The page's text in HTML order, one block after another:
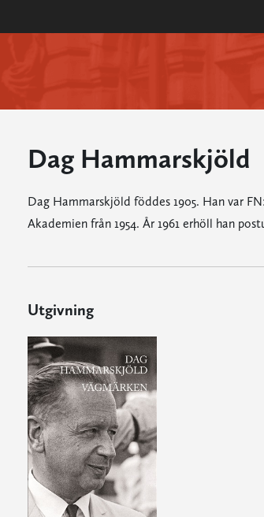
Dag Hammarskjöld
Dag Hammarskjöld föddes 1905. Han var
Akademien från 1954. År 1961 erhöll han
Utgivning